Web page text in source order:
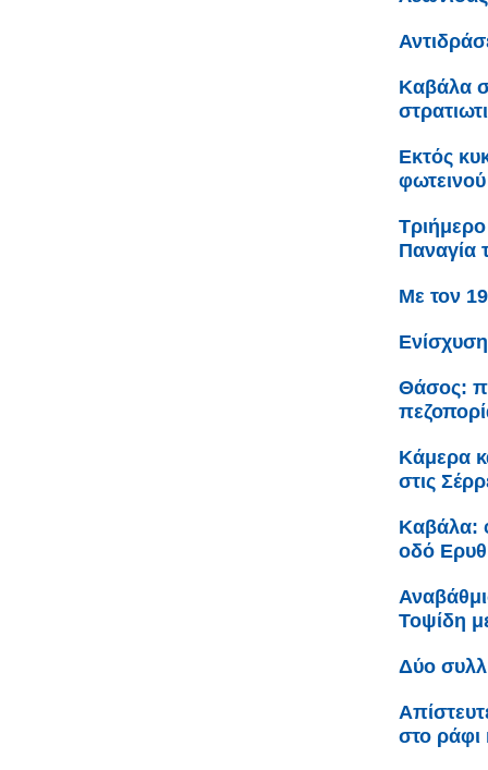
Καβάλα
Εκτός
Παναγία
Με τον
Θάσος:
Κάμερα
στις
Καβάλα:
οδό
Τοψίδη
Δύο
στο ράφι